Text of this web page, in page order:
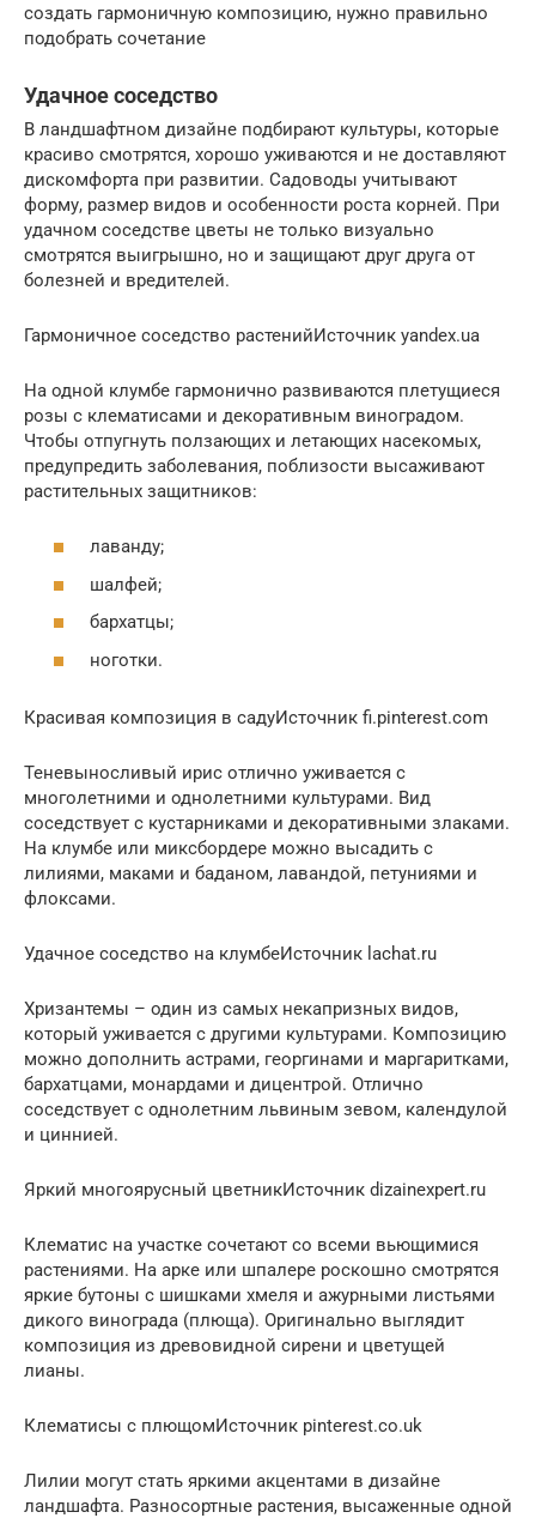
создать гармоничную композицию, нужно правильно
подобрать сочетание
Удачное соседство
В ландшафтном дизайне подбирают культуры, которые
красиво смотрятся, хорошо уживаются и не доставляют
дискомфорта при развитии. Садоводы учитывают
форму, размер видов и особенности роста корней. При
удачном соседстве цветы не только визуально
смотрятся выигрышно, но и защищают друг друга от
болезней и вредителей.
Гармоничное соседство растенийИсточник yandex.ua
На одной клумбе гармонично развиваются плетущиеся
розы с клематисами и декоративным виноградом.
Чтобы отпугнуть ползающих и летающих насекомых,
предупредить заболевания, поблизости высаживают
растительных защитников:
лаванду;
шалфей;
бархатцы;
ноготки.
Красивая композиция в садуИсточник fi.pinterest.com
Теневыносливый ирис отлично уживается с
многолетними и однолетними культурами. Вид
соседствует с кустарниками и декоративными злаками.
На клумбе или миксбордере можно высадить с
лилиями, маками и баданом, лавандой, петуниями и
флоксами.
Удачное соседство на клумбеИсточник lachat.ru
Хризантемы – один из самых некапризных видов,
который уживается с другими культурами. Композицию
можно дополнить астрами, георгинами и маргаритками,
бархатцами, монардами и дицентрой. Отлично
соседствует с однолетним львиным зевом, календулой
и циннией.
Яркий многоярусный цветникИсточник dizainexpert.ru
Клематис на участке сочетают со всеми вьющимися
растениями. На арке или шпалере роскошно смотрятся
яркие бутоны с шишками хмеля и ажурными листьями
дикого винограда (плюща). Оригинально выглядит
композиция из древовидной сирени и цветущей
лианы.
Клематисы с плющомИсточник pinterest.co.uk
Лилии могут стать яркими акцентами в дизайне
ландшафта. Разносортные растения, высаженные одной